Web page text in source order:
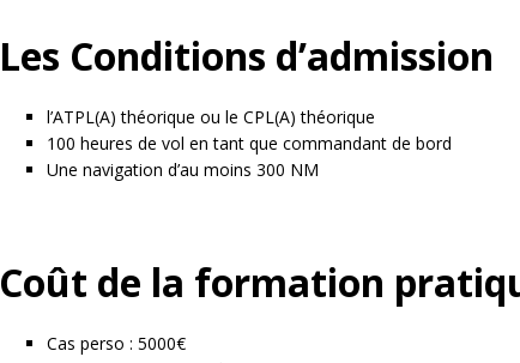
Les Conditions d’admission
l’ATPL(A) théorique ou le CPL(A) théorique
100 heures de vol en tant que commandant de bord
Une navigation d’au moins 300 NM
Coût de la formation
Cas perso : 5000€